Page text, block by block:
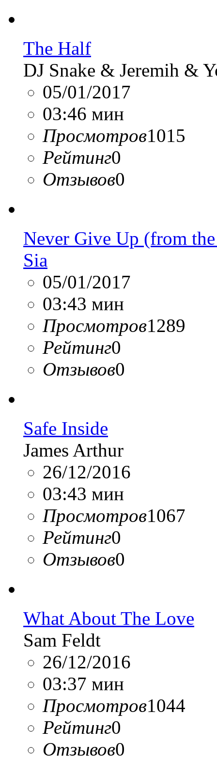
The Half
DJ Snake & Jeremih &
05/01/2017
03:46 мин
Просмотров1015
Рейтинг0
Отзывов0
Never Give Up (from
Sia
05/01/2017
03:43 мин
Просмотров1289
Рейтинг0
Отзывов0
Safe Inside
James Arthur
26/12/2016
03:43 мин
Просмотров1067
Рейтинг0
Отзывов0
What About The Love
Sam Feldt
26/12/2016
03:37 мин
Просмотров1044
Рейтинг0
Отзывов0